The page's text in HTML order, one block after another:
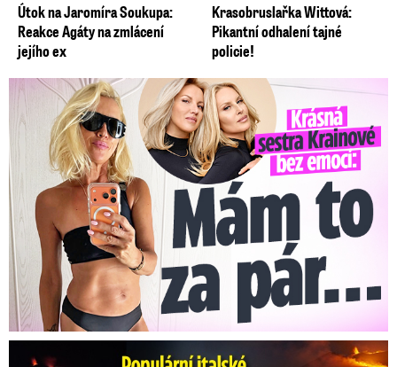
Útok na Jaromíra Soukupa:
Reakce Agáty na zmlácení
jejího ex
Krasobruslařka Wittová:
Pikantní odhalení tajné
policie!
Krásná sestra Krainové bez emocí: Mám to za pár…
Erupce sicilské sopky Etny: Ruší desítky letů